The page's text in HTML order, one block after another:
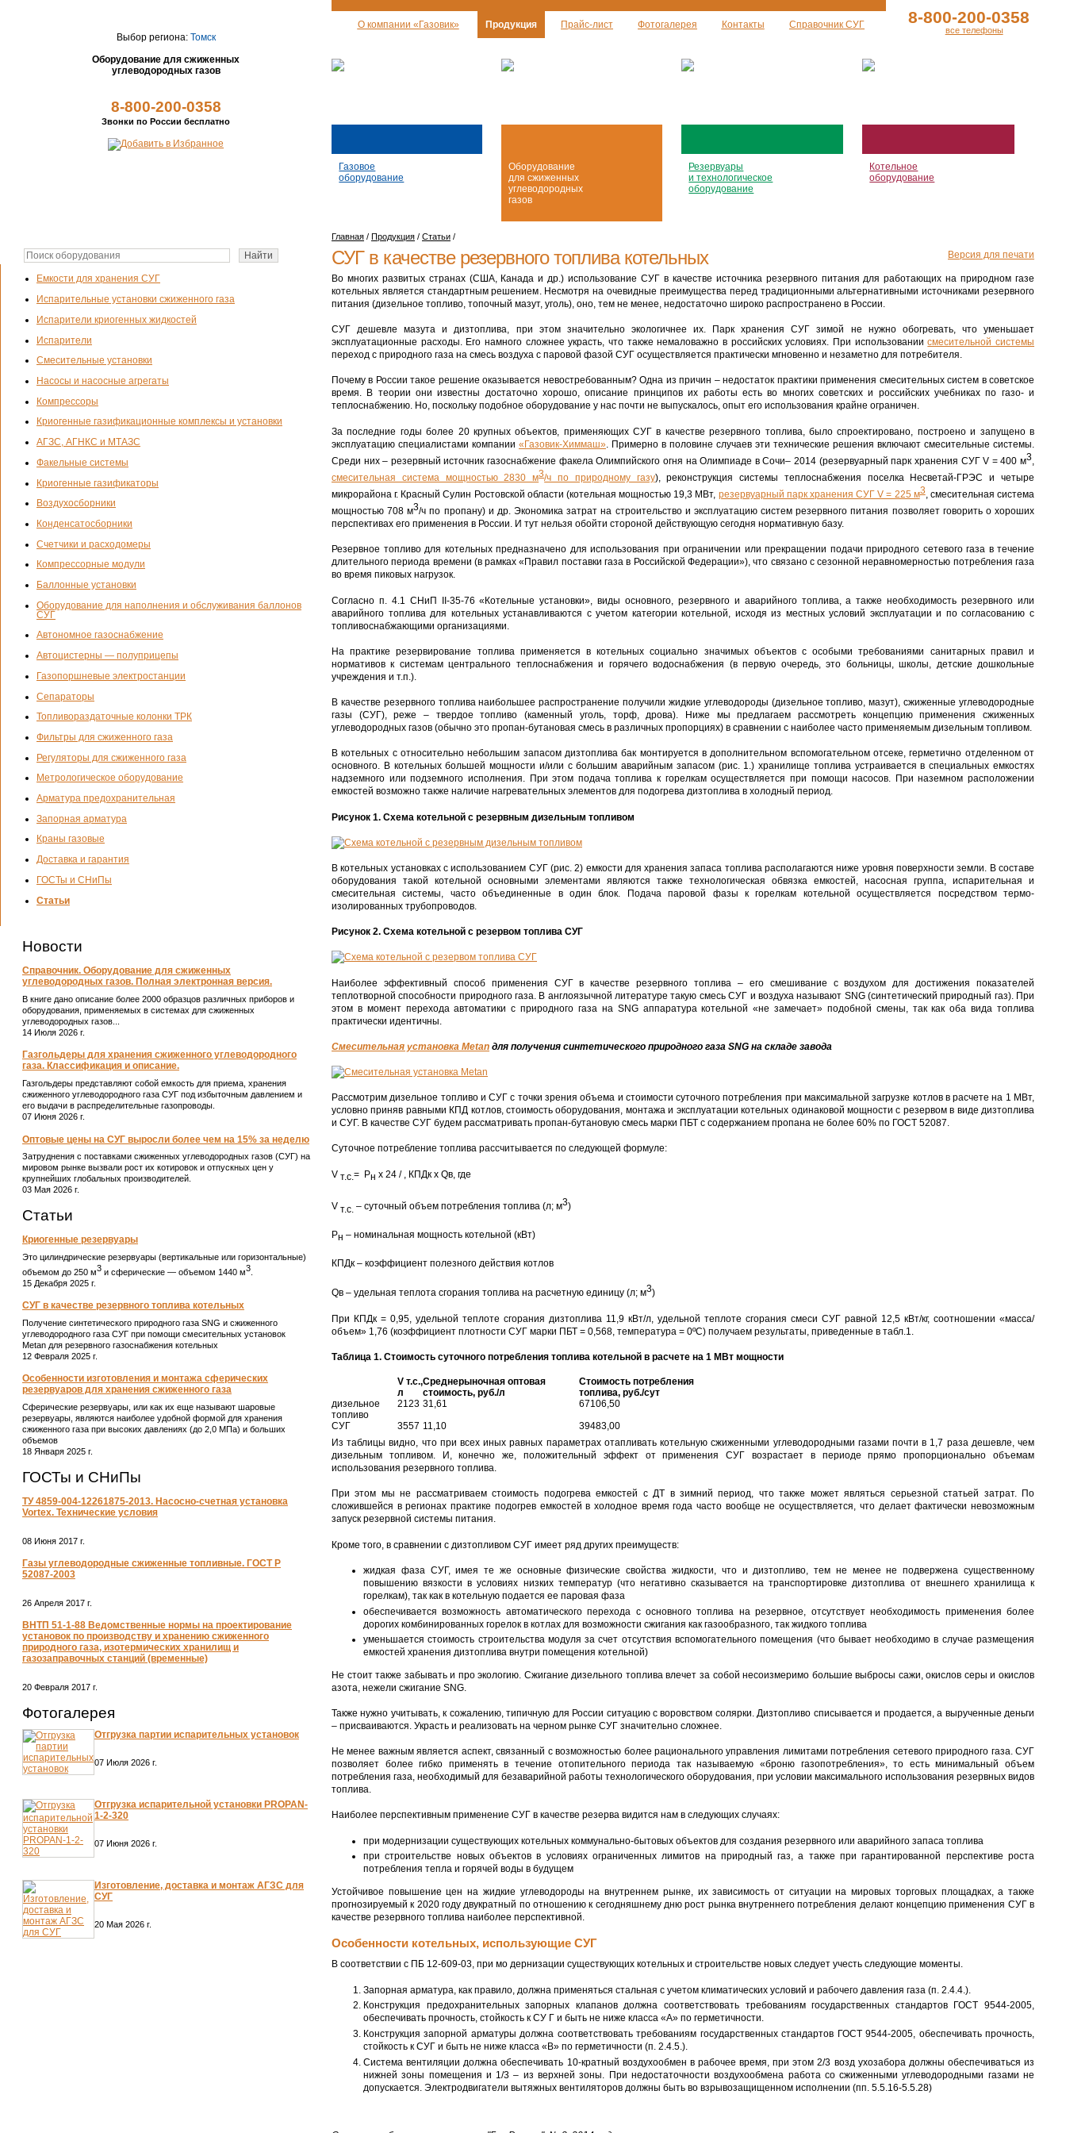
Выбор региона: Томск
Оборудование для сжиженных
углеводородных газов
8-800-200-0358
Звонки по России бесплатно
О компании «Газовик» Продукция Прайс-лист Фотогалерея Контакты Справочник СУГ 8-800-200-0358
все телефоны
Газовое
оборудование
Оборудование
для сжиженных
углеводородных
газов
Резервуары
и технологическое
оборудование
Котельное
оборудование
Емкости для хранения СУГ
Испарительные установки сжиженного газа
Испарители криогенных жидкостей
Испарители
Смесительные установки
Насосы и насосные агрегаты
Компрессоры
Криогенные газификационные комплексы и установки
АГЗС, АГНКС и МТАЗС
Факельные системы
Криогенные газификаторы
Воздухосборники
Конденсатосборники
Счетчики и расходомеры
Компрессорные модули
Баллонные установки
Оборудование для наполнения и обслуживания баллонов
СУГ
Автономное газоснабжение
Автоцистерны — полуприцепы
Газопоршневые электростанции
Сепараторы
Топливораздаточные колонки ТРК
Фильтры для сжиженного газа
Регуляторы для сжиженного газа
Метрологическое оборудование
Арматура предохранительная
Запорная арматура
Краны газовые
Доставка и гарантия
ГОСТы и СНиПы
Статьи
Новости
Справочник. Оборудование для сжиженных
углеводородных газов. Полная электронная версия.
В книге дано описание более 2000 образцов различных приборов и
оборудования, применяемых в системах для сжиженных
углеводородных газов...
14 Июля 2026 г.
Газгольдеры для хранения сжиженного углеводородного
газа. Классификация и описание.
Газгольдеры представляют собой емкость для приема, хранения
сжиженного углеводородного газа СУГ под избыточным давлением и
его выдачи в распределительные газопроводы.
07 Июня 2026 г.
Оптовые цены на СУГ выросли более чем на 15% за неделю
Затруднения с поставками сжиженных углеводородных газов (СУГ) на
мировом рынке вызвали рост их котировок и отпускных цен у
крупнейших глобальных производителей.
03 Мая 2026 г.
Статьи
Криогенные резервуары
Это цилиндрические резервуары (вертикальные или горизонтальные)
объемом до 250 м3 и сферические ― объемом 1440 м3
15 Декабря 2025 г.
СУГ в качестве резервного топлива котельных
Получение синтетического природного газа SNG и сжиженного
углеводородного газа СУГ при помощи смесительных установок
Metan для резервного газоснабжения котельных
12 Февраля 2025 г.
Особенности изготовления и монтажа сферических
резервуаров для хранения сжиженного газа
Сферические резервуары, или как их еще называют шаровые
резервуары, являются наиболее удобной формой для хранения
сжиженного газа при высоких давлениях (до 2,0 МПа) и больших
объемов
18 Января 2025 г.
ГОСТы и СНиПы
ТУ 4859-004-12261875-2013. Насосно-счетная установка
Vortex. Технические условия
08 Июня 2017 г.
Газы углеводородные сжиженные топливные. ГОСТ Р
52087-2003
26 Апреля 2017 г.
ВНТП 51-1-88 Ведомственные нормы на проектирование
установок по производству и хранению сжиженного
природного газа, изотермических хранилищ и
газозаправочных станций (временные)
20 Февраля 2017 г.
Фотогалерея
Отгрузка партии испарительных установок
07 Июля 2026 г.
Отгрузка испарительной установки PROPAN-
1-2-320
07 Июня 2026 г.
Изготовление, доставка и монтаж АГЗС для
СУГ
20 Мая 2026 г.
Главная / Продукция / Статьи /
Версия для печати
СУГ в качестве резервного топлива котельных
Во многих развитых странах (США, Канада и др.) использование СУГ в качестве источника резервного питания для работающих на природном газе
котельных является стандартным решением. Несмотря на очевидные преимущества перед традиционными альтернативными источниками резервного
питания (дизельное топливо, топочный мазут, уголь), оно, тем не менее, недостаточно широко распространено в России.
СУГ дешевле мазута и дизтоплива, при этом значительно экологичнее их. Парк хранения СУГ зимой не нужно обогревать, что уменьшает
эксплуатационные расходы. Его намного сложнее украсть, что также немаловажно в российских условиях. При использованиисмесительной системы
переход с природного газа на смесь воздуха с паровой фазой СУГ осуществляется практически мгновенно и незаметно для потребителя.
Почему в России такое решение оказывается невостребованным? Одна из причин – недостаток практики применения смесительных систем в советское
время. В теории они известны достаточно хорошо, описание принципов их работы есть во многих советских и российских учебниках по газо- и
теплоснабжению. Но, поскольку подобное оборудование у нас почти не выпускалось, опыт его использования крайне ограничен.
За последние годы более 20 крупных объектов, применяющих СУГ в качестве резервного топлива, было спроектировано, построено и запущено в
эксплуатацию специалистами компании «Газовик-Химмаш» . Примерно в половине случаев эти технические решения включают смесительные системы.
Среди них – резервный источник газоснабжение факела Олимпийского огня на Олимпиаде в Сочи– 2014 (резервуарный парк хранения СУГ V = 400 м3
смесительная система мощностью 2830 м3/ч по природному газу), реконструкция системы теплоснабжения поселка Несветай-ГРЭС и четыре
микрорайона г. Красный Сулин Ростовской области (котельная мощностью 19,3 МВт, резервуарный парк хранения СУГ V = 225 м3, смесительная система
мощностью 708 м3/ч по пропану) и др. Экономика затрат на строительство и эксплуатацию систем резервного питания позволяет говорить о хороших
перспективах его применения в России. И тут нельзя обойти стороной действующую сегодня нормативную базу.
Резервное топливо для котельных предназначено для использования при ограничении или прекращении подачи природного сетевого газа в течение
длительного периода времени (в рамках «Правил поставки газа в Российской Федерации»), что связано с сезонной неравномерностью потребления газа
во время пиковых нагрузок.
Согласно п. 4.1 СНиП II-35-76 «Котельные установки», виды основного, резервного и аварийного топлива, а также необходимость резервного или
аварийного топлива для котельных устанавливаются с учетом категории котельной, исходя из местных условий эксплуатации и по согласованию с
топливоснабжающими организациями.
На практике резервирование топлива применяется в котельных социально значимых объектов с особыми требованиями санитарных правил и
нормативов к системам центрального теплоснабжения и горячего водоснабжения (в первую очередь, это больницы, школы, детские дошкольные
учреждения и т.п.).
В качестве резервного топлива наибольшее распространение получили жидкие углеводороды (дизельное топливо, мазут), сжиженные углеводородные
газы (СУГ), реже – твердое топливо (каменный уголь, торф, дрова). Ниже мы предлагаем рассмотреть концепцию применения сжиженных
углеводородных газов (обычно это пропан-бутановая смесь в различных пропорциях) в сравнении с наиболее часто применяемым дизельным топливом.
В котельных с относительно небольшим запасом дизтоплива бак монтируется в дополнительном вспомогательном отсеке, герметично отделенном от
основного. В котельных большей мощности и/или с большим аварийным запасом (рис. 1.) хранилище топлива устраивается в специальных емкостях
надземного или подземного исполнения. При этом подача топлива к горелкам осуществляется при помощи насосов. При наземном расположении
емкостей возможно также наличие нагревательных элементов для подогрева дизтоплива в холодный период.
Рисунок 1. Схема котельной с резервным дизельным топливом
В котельных установках с использованием СУГ (рис. 2) емкости для хранения запаса топлива располагаются ниже уровня поверхности земли. В составе
оборудования такой котельной основными элементами являются также технологическая обвязка емкостей, насосная группа, испарительная и
смесительная системы, часто объединенные в один блок. Подача паровой фазы к горелкам котельной осуществляется посредством термо-
изолированных трубопроводов.
Рисунок 2. Схема котельной с резервом топлива СУГ
Наиболее эффективный способ применения СУГ в качестве резервного топлива – его смешивание с воздухом для достижения показателей
теплотворной способности природного газа. В англоязычной литературе такую смесь СУГ и воздуха называют SNG (синтетический природный газ). При
этом в момент перехода автоматики с природного газа на SNG аппаратура котельной «не замечает» подобной смены, так как оба вида топлива
практически идентичны.
Смесительная установка Metan для получения синтетического природного газа SNG на складе завода
Рассмотрим дизельное топливо и СУГ с точки зрения объема и стоимости суточного потребления при максимальной загрузке котлов в расчете на 1 МВт,
условно приняв равными КПД котлов, стоимость оборудования, монтажа и эксплуатации котельных одинаковой мощности с резервом в виде дизтоплива
и СУГ. В качестве СУГ будем рассматривать пропан-бутановую смесь марки ПБТ с содержанием пропана не более 60% по ГОСТ 52087.
Суточное потребление топлива рассчитывается по следующей формуле:
V т.с.= Рн х 24 / , КПДк х Qв, где
V т.с. – суточный объем потребления топлива (л; м3)
Рн – номинальная мощность котельной (кВт)
КПДк – коэффициент полезного действия котлов
Qв – удельная теплота сгорания топлива на расчетную единицу (л; м3)
При КПДк = 0,95, удельной теплоте сгорания дизтоплива 11,9 кВт/л, удельной теплоте сгорания смеси СУГ равной 12,5 кВт/кг, соотношении «масса/
объем» 1,76 (коэффициент плотности СУГ марки ПБТ = 0,568, температура = 0ºС) получаем результаты, приведенные в табл.1.
Таблица 1. Стоимость суточного потребления топлива котельной в расчете на 1 МВт мощности
V т.с.,
л
Среднерыночная оптовая
стоимость, руб./л
Стоимость потребления
топлива, руб./сут
дизельное
топливо
2123 31,61
67106,50
СУГ
3557 11,10
39483,00
Из таблицы видно, что при всех иных равных параметрах отапливать котельную сжиженными углеводородными газами почти в 1,7 раза дешевле, чем
дизельным топливом. И, конечно же, положительный эффект от применения СУГ возрастает в периоде прямо пропорционально объемам
использования резервного топлива.
При этом мы не рассматриваем стоимость подогрева емкостей с ДТ в зимний период, что также может являться серьезной статьей затрат. По
сложившейся в регионах практике подогрев емкостей в холодное время года часто вообще не осуществляется, что делает фактически невозможным
запуск резервной системы питания.
Кроме того, в сравнении с дизтопливом СУГ имеет ряд других преимуществ:
жидкая фаза СУГ, имея те же основные физические свойства жидкости, что и дизтопливо, тем не менее не подвержена существенному
повышению вязкости в условиях низких температур (что негативно сказывается на транспортировке дизтоплива от внешнего хранилища к
горелкам), так как в котельную подается ее паровая фаза
обеспечивается возможность автоматического перехода с основного топлива на резервное, отсутствует необходимость применения более
дорогих комбинированных горелок в котлах для возможности сжигания как газообразного, так жидкого топлива
уменьшается стоимость строительства модуля за счет отсутствия вспомогательного помещения (что бывает необходимо в случае размещения
емкостей хранения дизтоплива внутри помещения котельной)
Не стоит также забывать и про экологию. Сжигание дизельного топлива влечет за собой несоизмеримо большие выбросы сажи, окислов серы и окислов
азота, нежели сжигание SNG.
Также нужно учитывать, к сожалению, типичную для России ситуацию с воровством солярки. Дизтопливо списывается и продается, а вырученные деньги
– присваиваются. Украсть и реализовать на черном рынке СУГ значительно сложнее.
Не менее важным является аспект, связанный с возможностью более рационального управления лимитами потребления сетевого природного газа. СУГ
позволяет более гибко применять в течение отопительного периода так называемую «броню газопотребления», то есть минимальный объем
потребления газа, необходимый для безаварийной работы технологического оборудования, при условии максимального использования резервных видов
топлива.
Наиболее перспективным применение СУГ в качестве резерва видится нам в следующих случаях:
при модернизации существующих котельных коммунально-бытовых объектов для создания резервного или аварийного запаса топлива
при строительстве новых объектов в условиях ограниченных лимитов на природный газ, а также при гарантированной перспективе роста
потребления тепла и горячей воды в будущем
Устойчивое повышение цен на жидкие углеводороды на внутреннем рынке, их зависимость от ситуации на мировых торговых площадках, а также
прогнозируемый к 2020 году двукратный по отношению к сегодняшнему дню рост рынка внутреннего потребления делают концепцию применения СУГ в
качестве резервного топлива наиболее перспективной.
Особенности котельных, использующие СУГ
В соответствии с ПБ 12-609-03, при мо дернизации существующих котельных и строительстве новых следует учесть следующие моменты.
Запорная арматура, как правило, должна применяться стальная с учетом климатических условий и рабочего давления газа (п. 2.4.4.).
Конструкция предохранительных запорных клапанов должна соответствовать требованиям государственных стандартов ГОСТ 9544-2005,
обеспечивать прочность, стойкость к СУ Г и быть не ниже класса «А» по герметичности.
Конструкция запорной арматуры должна соответствовать требованиям государственных стандартов ГОСТ 9544-2005, обеспечивать прочность,
стойкость к СУГ и быть не ниже класса «В» по герметичности (п. 2.4.5.).
Система вентиляции должна обеспечивать 10-кратный воздухообмен в рабочее время, при этом 2/3 возд ухозабора должны обеспечиваться из
нижней зоны помещения и 1/3 – из верхней зоны. При недостаточности воздухообмена работа со сжиженными углеводородными газами не
допускается. Электродвигатели вытяжных вентиляторов должны быть во взрывозащищенном исполнении (пп. 5.5.16-5.5.28)